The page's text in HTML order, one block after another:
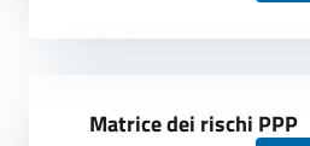
Matrice dei rischi PPP